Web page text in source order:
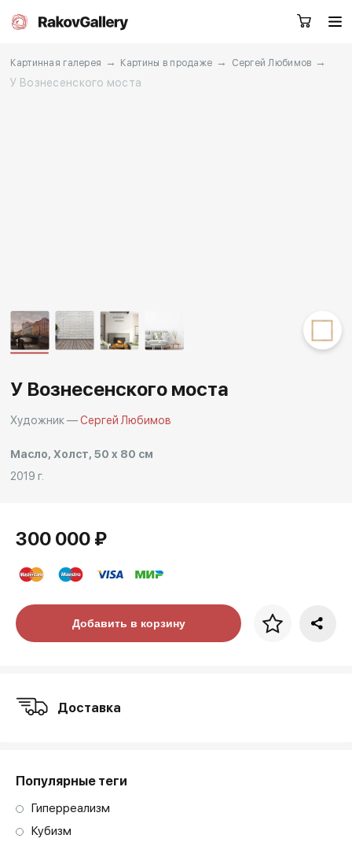
Другие проекты
Rakov
Rakov
Картинная галерея → Картины в продаже → Сергей Любимов →
У Вознесенского моста
У Вознесенского моста
Художник —Сергей Любимов
Масло, Холст, 50 x 80 см
2019 г.
300 000 ₽
Цена за багетДобавить в корзину
Доставка
Популярные теги
Гиперреализм
Кубизм